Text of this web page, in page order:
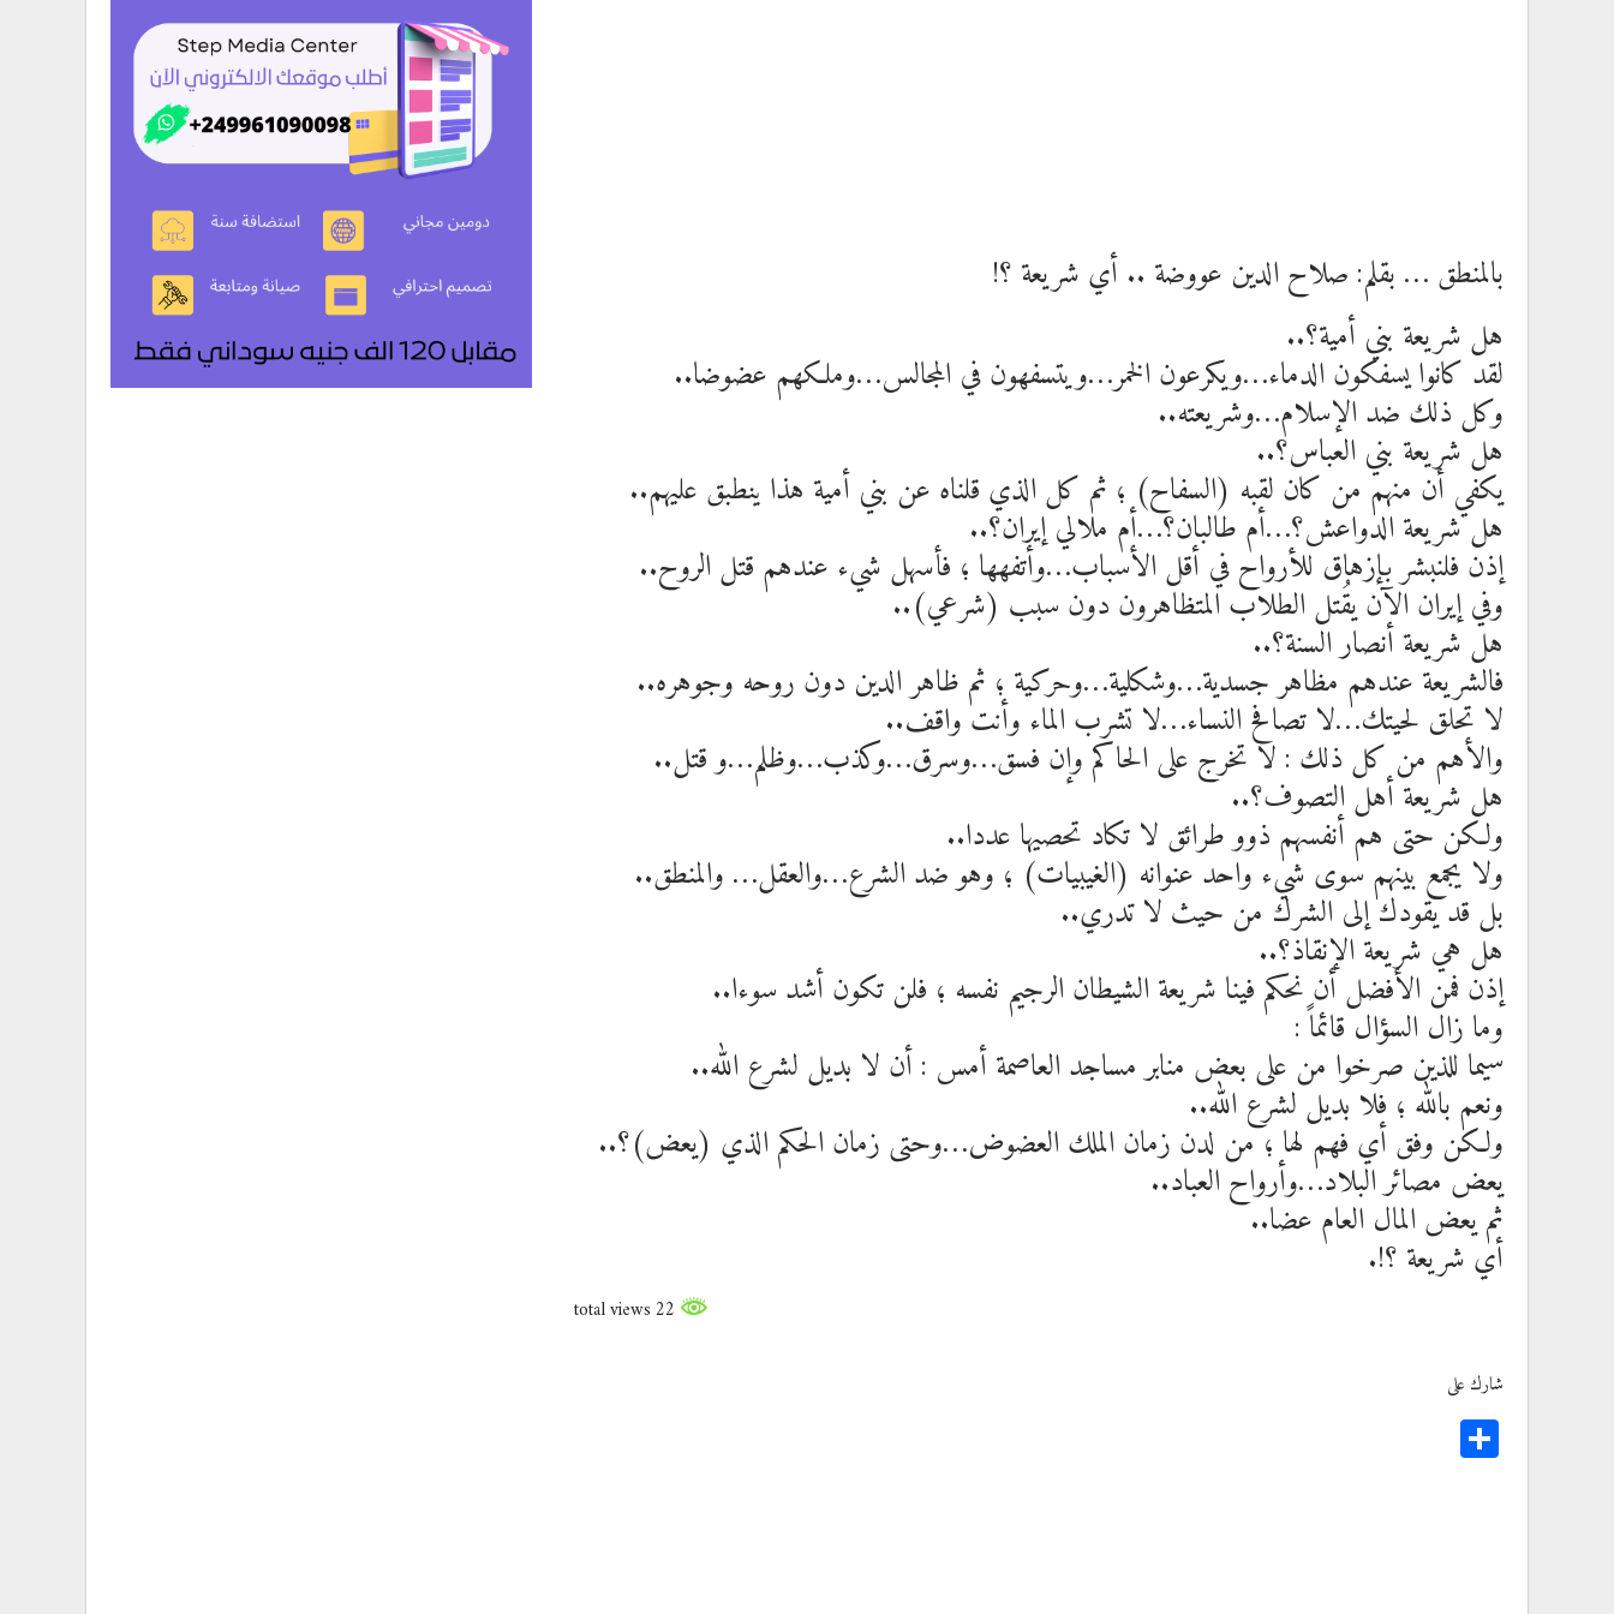
بالمنطق … بقلم: صلاح الدين عووضة .. أي شريعة ؟!
هل شريعة بني أمية؟..
لقد كانوا يسفكون الدماء…ويكرعون الخمر…ويتسفهون في المجالس…وملكهم عضوضا..
وكل ذلك ضد الإسلام…وشريعته..
هل شريعة بني العباس؟..
يكفي أن منهم من كان لقبه (السفاح) ؛ ثم كل الذي قلناه عن بني أمية هذا ينطبق عليهم..
هل شريعة الدواعش؟…أم طالبان؟…أم ملالي إيران؟..
إذن فلنبشر بإزهاق للأرواح في أقل الأسباب…وأتفهها ؛ فأسهل شيء عندهم قتل الروح..
وفي إيران الآن يقُتل الطلاب المتظاهرون دون سبب (شرعي)..
هل شريعة أنصار السنة؟..
فالشريعة عندهم مظاهر جسدية…وشكلية…وحركية ؛ ثم ظاهر الدين دون روحه وجوهره..
لا تحلق لحيتك…لا تصافح النساء…لا تشرب الماء وأنت واقف..
والأهم من كل ذلك : لا تخرج على الحاكم وإن فسق…وسرق…وكذب…وظلم…و قتل..
هل شريعة أهل التصوف؟..
ولكن حتى هم أنفسهم ذوو طرائق لا تكاد تحصيها عددا..
ولا يجمع بينهم سوى شيء واحد عنوانه (الغيبيات) ؛ وهو ضد الشرع…والعقل… والمنطق..
بل قد يقودك إلى الشرك من حيث لا تدري..
هل هي شريعة الإنقاذ؟..
إذن فمن الأفضل أن نحكم فينا شريعة الشيطان الرجيم نفسه ؛ فلن تكون أشد سوءا..
وما زال السؤال قائماً :
سيما للذين صرخوا من على بعض منابر مساجد العاصمة أمس : أن لا بديل لشرع الله..
ونعم بالله ؛ فلا بديل لشرع الله..
ولكن وفق أي فهم لها ؛ من لدن زمان الملك العضوض…وحتى زمان الحكم الذي (يعض)؟..
يعض مصائر البلاد…وأرواح العباد..
ثم يعض المال العام عضا..
أي شريعة ؟!.
شارك على